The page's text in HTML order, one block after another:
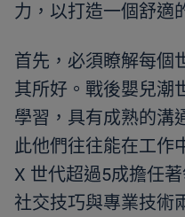
力，以打造一個舒適
首先，必須瞭解每個
其所好。戰後嬰兒潮
學習，具有成熟的溝
此他們往往能在工作
X 世代超過5成擔任
社交技巧與專業技術